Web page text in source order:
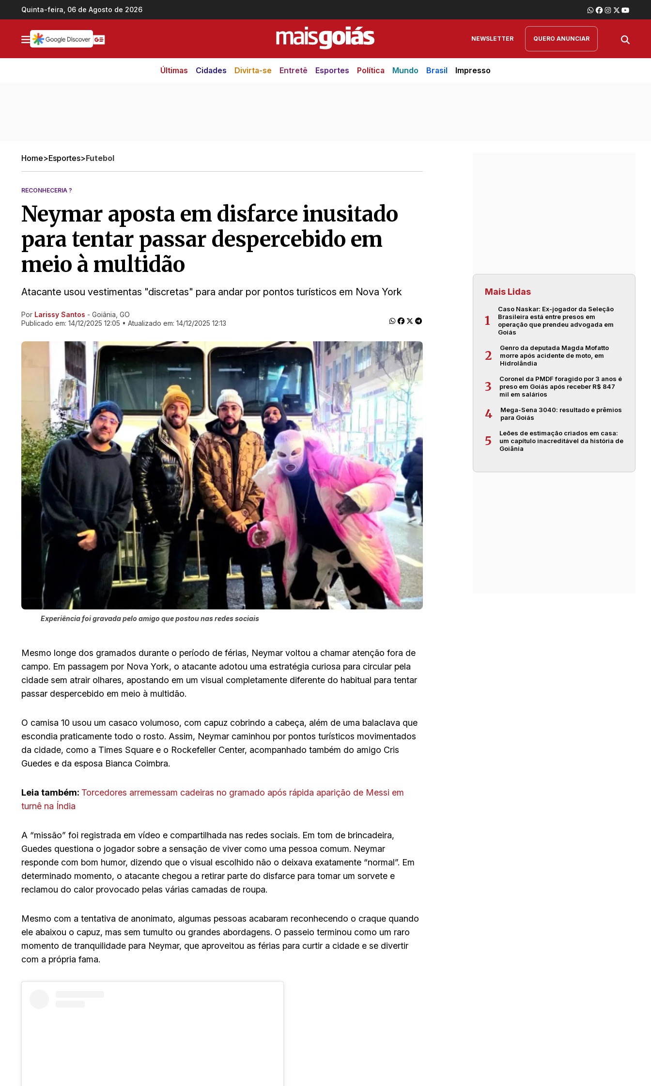
Ir direto pro conteúdo
Quinta-feira, 06 de Agosto de 2026
NEWSLETTER QUERO ANUNCIAR
Últimas Cidades Divirta-se Entretê Esportes Política Mundo Brasil Impresso
Home>Esportes>Futebol
RECONHECERIA ?
Neymar aposta em disfarce inusitado
para tentar passar despercebido em
meio à multidão
Atacante usou vestimentas "discretas" para andar por pontos turísticos em Nova York
Ir direto pra matéria
Por Larissy Santos - Goiânia, GO
Publicado em: 14/12/2025 12:05 • Atualizado em: 14/12/2025 12:13
Experiência foi gravada pelo amigo que postou nas redes sociais
Mesmo longe dos gramados durante o período de férias, Neymar voltou a chamar atenção fora de
campo. Em passagem por Nova York, o atacante adotou uma estratégia curiosa para circular pela
cidade sem atrair olhares, apostando em um visual completamente diferente do habitual para tentar
passar despercebido em meio à multidão.
O camisa 10 usou um casaco volumoso, com capuz cobrindo a cabeça, além de uma balaclava que
escondia praticamente todo o rosto. Assim, Neymar caminhou por pontos turísticos movimentados
da cidade, como a Times Square e o Rockefeller Center, acompanhado também do amigo Cris
Guedes e da esposa Bianca Coimbra.
Leia também: Torcedores arremessam cadeiras no gramado após rápida aparição de Messi em
turnê na Índia
A “missão” foi registrada em vídeo e compartilhada nas redes sociais. Em tom de brincadeira,
Guedes questiona o jogador sobre a sensação de viver como uma pessoa comum. Neymar
responde com bom humor, dizendo que o visual escolhido não o deixava exatamente “normal”. Em
determinado momento, o atacante chegou a retirar parte do disfarce para tomar um sorvete e
reclamou do calor provocado pelas várias camadas de roupa.
Mesmo com a tentativa de anonimato, algumas pessoas acabaram reconhecendo o craque quando
ele abaixou o capuz, mas sem tumulto ou grandes abordagens. O passeio terminou como um raro
momento de tranquilidade para Neymar, que aproveitou as férias para curtir a cidade e se divertir
com a própria fama.
Mais Lidas
1
Caso Naskar: Ex-jogador da Seleção
Brasileira está entre presos em
operação que prendeu advogada em
Goiás
2
Genro da deputada Magda Mofatto
morre após acidente de moto, em
Hidrolândia
3
Coronel da PMDF foragido por 3 anos é
preso em Goiás após receber R$ 847
mil em salários
4
Mega-Sena 3040: resultado e prêmios
para Goiás
5
Leões de estimação criados em casa:
um capítulo inacreditável da história de
Goiânia